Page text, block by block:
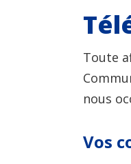
Toute
nous
Vos